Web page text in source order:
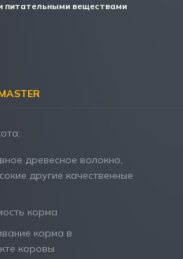
питательными веществами
древесное волокно,
другие качественные
корма
корма в
коровы